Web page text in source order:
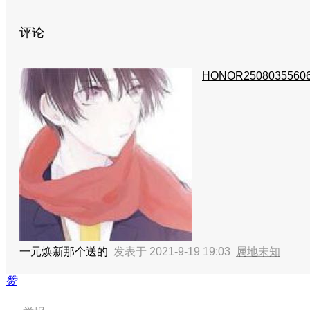
评论
一元焕新那个送的 发表于 2021-9-19 19:03 属地未知
赞